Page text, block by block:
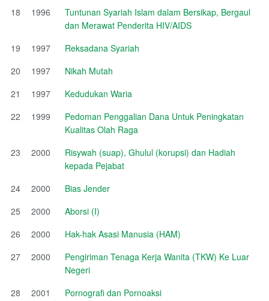
18
1996
Tuntunan Syariah Islam dalam Bersikap, Bergaul
dan Merawat Penderita HIV/AIDS
19
1997
Reksadana Syariah
20
1997
Nikah Mutah
21
1997
Kedudukan Waria
22
1999
Pedoman Penggalian Dana Untuk Peningkatan
Kualitas Olah Raga
23
2000
Risywah (suap), Ghulul (korupsi) dan Hadiah
kepada Pejabat
24
2000
Bias Jender
25
2000
Aborsi (I)
26
2000
Hak-hak Asasi Manusia (HAM)
27
2000
Pengiriman Tenaga Kerja Wanita (TKW) Ke Luar
Negeri
28
2001
Pornografi dan Pornoaksi